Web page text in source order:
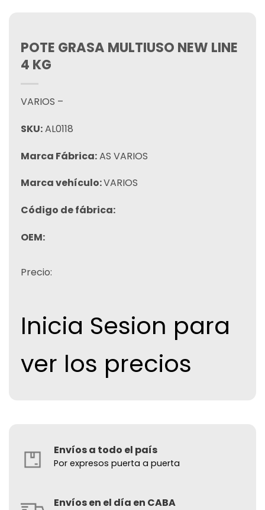
POTE GRASA MULTIUSO NEW LINE
4 KG
VARIOS –
SKU:AL0118
Marca Fábrica:AS VARIOS
Marca vehículo:VARIOS
Código de fábrica:
OEM:
Precio:
Inicia Sesion para
ver los precios
Envíos a todo el país
Por expresos puerta a puerta
Envíos en el día en CABA